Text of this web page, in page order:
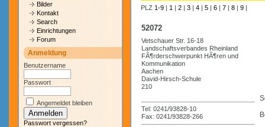
Bilder
Kontakt
Search
Einrichtungen
Forum
Anmeldung
Benutzername
Passwort
Angemeldet bleiben
Passwort vergessen?
PLZ 1-9 | 1 | 2 | 3 | 4 | 5 | 6 | 7 | 8 | 9 |
52072
Vetschauer Str. 16-18
Landschaftsverbandes Rheinland
FÃ¶rderschwerpunkt HÃ¶ren und
Kommunikation
Aachen
David-Hirsch-Schule
210
Tel: 0241/93828-10
Fax: 0241/93828-266